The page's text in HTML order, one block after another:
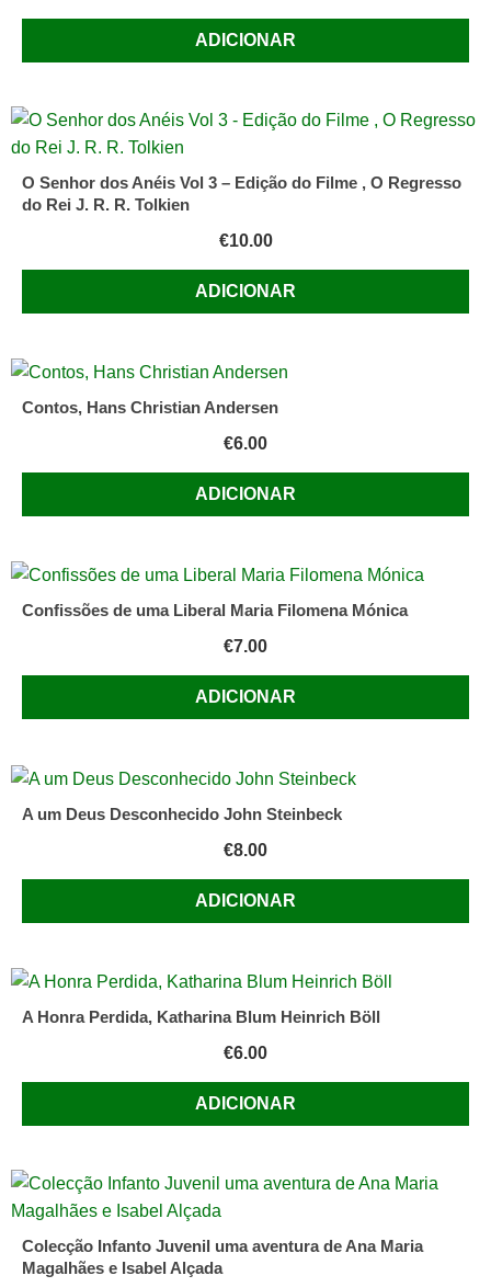
ADICIONAR
O Senhor dos Anéis Vol 3 – Edição do Filme , O Regresso
do Rei J. R. R. Tolkien
€10.00
ADICIONAR
Contos, Hans Christian Andersen
€6.00
ADICIONAR
Confissões de uma Liberal Maria Filomena Mónica
€7.00
ADICIONAR
A um Deus Desconhecido John Steinbeck
€8.00
ADICIONAR
A Honra Perdida, Katharina Blum Heinrich Böll
€6.00
ADICIONAR
Colecção Infanto Juvenil uma aventura de Ana Maria
Magalhães e Isabel Alçada